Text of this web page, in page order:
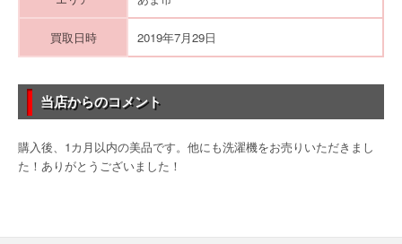
買取日時 2019年7月29日
当店からのコメント
購入後、1カ月以内の美品です。他にも洗濯機をお売りいただきまし
た！ありがとうございました！